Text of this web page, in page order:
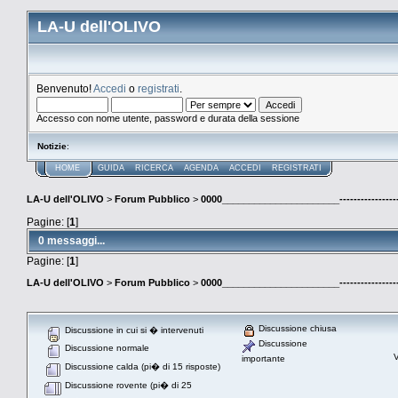
LA-U dell'OLIVO
Benvenuto!Accedi o registrati
Accesso con nome utente, password e durata della sessione
Notizie:
HOME GUIDA RICERCA AGENDA ACCEDI REGISTRATI
LA-U dell'OLIVO > Forum Pubblico >
Pagine: [1]
0 messaggi...
Pagine: [1]
LA-U dell'OLIVO > Forum Pubblico >
Discussione in cui si � intervenuti
Discussione normale
Discussione calda (pi� di 15 risposte)
Discussione rovente (pi� di 25
Discussione chiusa
Discussione
importante